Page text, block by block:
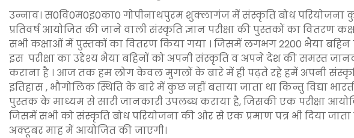
उन्नाव। स0वि0म0इ0का0 गोपीनाथपुरम शुक्लागंज में संस्कृति बोध परियोजना
प्रतिवर्ष आयोजित की जाने वाली संस्कृति ज्ञान परीक्षा की पुस्तकों का वितरण
सभी कक्षाओं में पुस्तकों का वितरण किया गया । जिसमें लगभग 2200 भैया बहिन
इस परीक्षा का उद्देश्य भैया बहिनों को अपनी संस्कृति व अपने देश की समस्त
कराना है । आज तक हम लोग केवल मुगलों के बारे में ही पढ़ते रहे हमें अपनी
इतिहास , भौगोलिक स्थिति के बारे में कुछ नहीं बताया जाता था किन्तु विद्या
पुस्तक के माध्यम से सारी जानकारी उपलब्ध कराया है, जिसकी एक परीक्षा
जिसमें सभी को संस्कृति बोध परियोजना की ओर से एक प्रमाण पत्र भी दिया जाता
अक्टूबर माह में आयोजित की जाएगी।